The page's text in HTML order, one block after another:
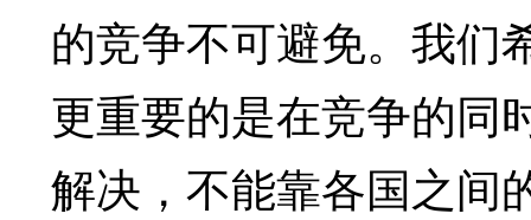
的竞争不可避免。我们
更重要的是在竞争的同
解决，不能靠各国之间